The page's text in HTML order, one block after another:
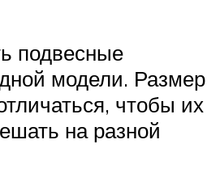
подвесные
модели. Размер
чтобы их
на разной